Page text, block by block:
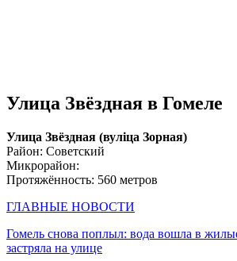
Улица Звёздная в Гомеле
Улица Звёздная (вулiца Зорная)
Район: Советский
Микрорайон:
Протяжённость: 560 метров
ГЛАВНЫЕ НОВОСТИ
Гомель снова поплыл: вода вошла в
застряла на улице